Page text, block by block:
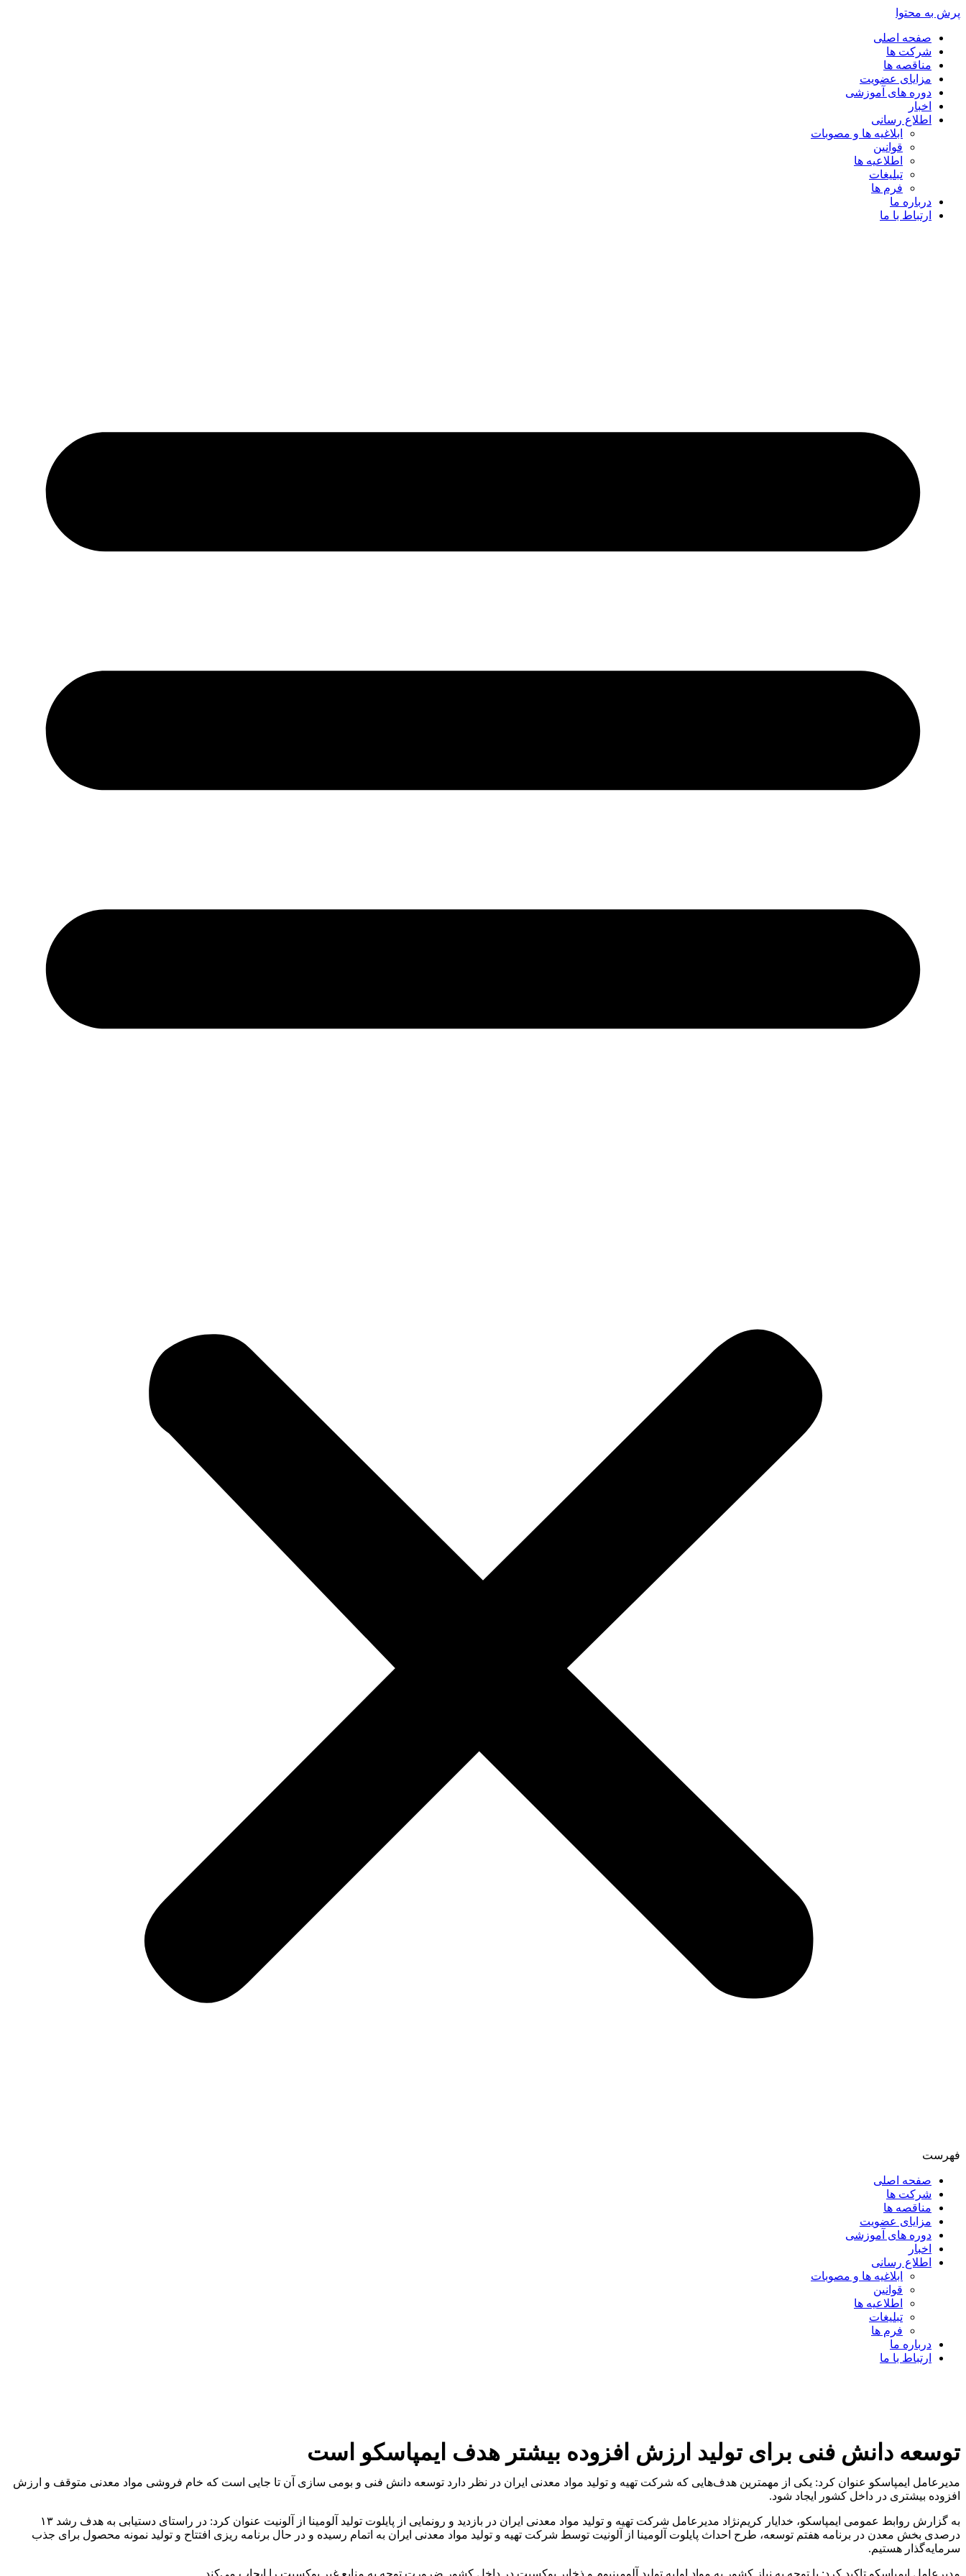
پرش به محتوا
صفحه اصلی
شرکت ها
مناقصه ها
مزایای عضویت
دوره های آموزشی
اخبار
اطلاع رسانی
ابلاغیه ها و مصوبات
قوانین
اطلاعیه ها
تبلیغات
فرم ها
درباره ما
ارتباط با ما
فهرست
صفحه اصلی
شرکت ها
مناقصه ها
مزایای عضویت
دوره های آموزشی
اخبار
اطلاع رسانی
ابلاغیه ها و مصوبات
قوانین
اطلاعیه ها
تبلیغات
فرم ها
درباره ما
ارتباط با ما
توسعه دانش فنی برای تولید ارزش افزوده بیشتر هدف ایمپاسکو است
مدیرعامل ایمپاسکو عنوان کرد: یکی از مهمترین هدف‌هایی که شرکت تهیه و تولید مواد معدنی ایران در نظر دارد توسعه دانش فنی و بومی سازی آن تا جایی است که خام فروشی مواد معدنی متوقف و ارزش
افزوده بیشتری در داخل کشور ایجاد شود.
به گزارش روابط عمومی ایمپاسکو، خدایار کریم‌نژاد مدیرعامل شرکت تهیه و تولید مواد معدنی ایران در بازدید و رونمایی از پایلوت تولید آلومینا از آلونیت عنوان کرد: در راستای دستیابی به هدف رشد ۱۳
درصدی بخش معدن در برنامه هفتم توسعه، طرح احداث پایلوت آلومینا از آلونیت توسط شرکت تهیه و تولید مواد معدنی ایران به اتمام رسیده و در حال برنامه ریزی افتتاح و تولید نمونه محصول برای جذب
سرمایه‌گذار هستیم.
مدیرعامل ایمپاسکو تاکید کرد: با توجه به نیاز کشور به مواد اولیه تولید آلومینیوم و ذخایر بوكسيت در داخل كشور ضرورت توجه به منابع غير بوكسيت را ایجاب می‌کند.